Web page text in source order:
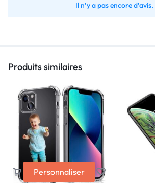
Il n’y a pas encore d’avis.
Produits similaires
Personnaliser